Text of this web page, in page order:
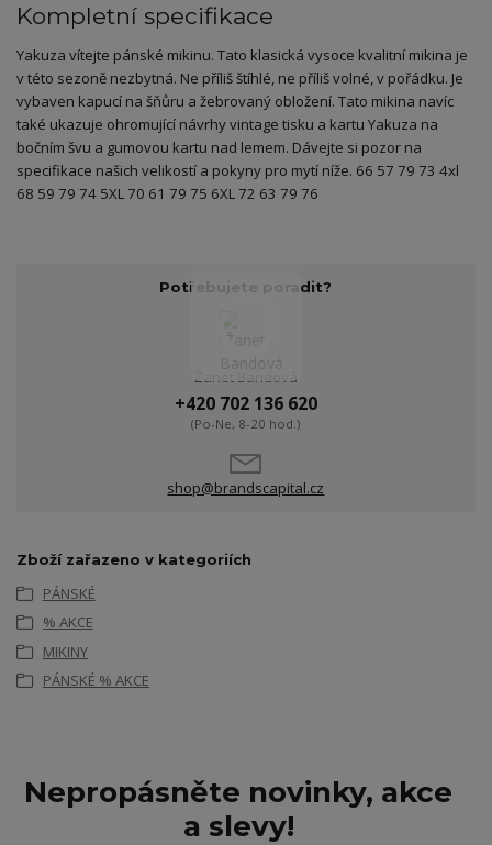
Kompletní specifikace
Yakuza vítejte pánské mikinu. Tato klasická vysoce kvalitní mikina je
v této sezoně nezbytná. Ne příliš štíhlé, ne příliš volné, v pořádku. Je
vybaven kapucí na šňůru a žebrovaný obložení. Tato mikina navíc
také ukazuje ohromující návrhy vintage tisku a kartu Yakuza na
bočním švu a gumovou kartu nad lemem. Dávejte si pozor na
specifikace našich velikostí a pokyny pro mytí níže. 66 57 79 73 4xl
68 59 79 74 5XL 70 61 79 75 6XL 72 63 79 76
Potřebujete poradit?
Žanet Bandová
+420 702 136 620
(Po-Ne, 8-20 hod.)
shop@brandscapital.cz
Zboží zařazeno v kategoriích
PÁNSKÉ
% AKCE
MIKINY
PÁNSKÉ % AKCE
Nepropásněte novinky, akce
a slevy!